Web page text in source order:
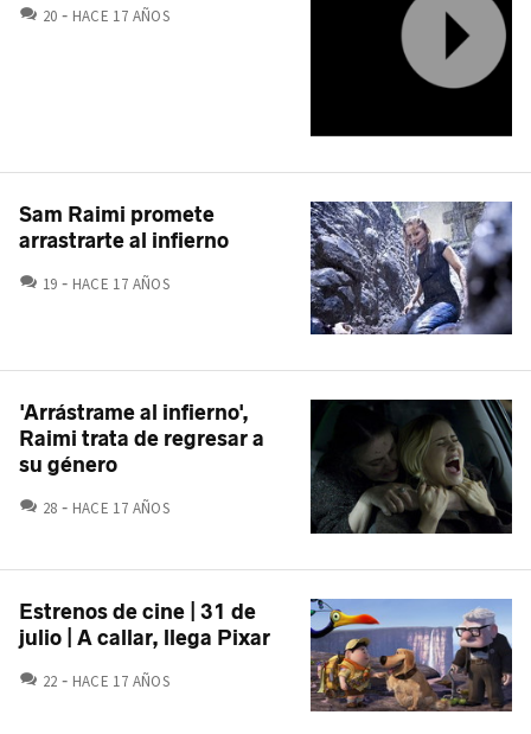
20 COMENTARIOS
HACE 17 AÑOS
Sam Raimi promete
arrastrarte al infierno
19 COMENTARIOS
HACE 17 AÑOS
'Arrástrame al infierno',
Raimi trata de regresar a
su género
28 COMENTARIOS
HACE 17 AÑOS
Estrenos de cine | 31 de
julio | A callar, llega Pixar
22 COMENTARIOS
HACE 17 AÑOS